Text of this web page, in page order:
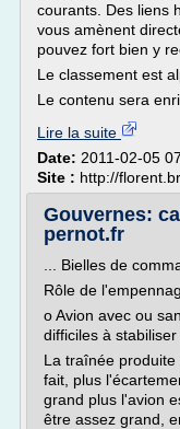
courants. Des liens
vous amènent
pouvez fort bien y
Le classement est
Le contenu sera
Lire la suite
Date: 2011-02-05
Site : http://
Gouvernes:
pernot.fr
... Bielles de
Rôle de
o Avion avec ou
difficiles à
La traînée
fait, plus
grand plus l'avion
être assez grand,